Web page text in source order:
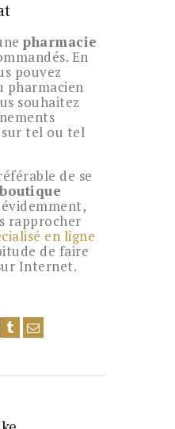
pharmacie
En
pouvez
pharmacien
souhaitez
tel ou tel
de se
boutique
évidemment,
rapprocher
en ligne
de faire
Internet.